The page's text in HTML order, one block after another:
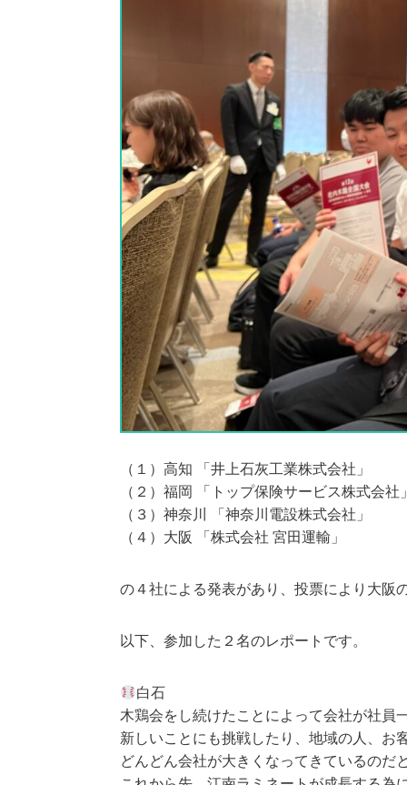
（１）高知 「井上石灰工業株式会社」
（２）福岡 「トップ保険サービス株式会社
（３）神奈川 「神奈川電設株式会社」
（４）大阪 「株式会社 宮田運輸」
の４社による発表があり、投票により大阪
以下、参加した２名のレポートです。
白石
木鶏会をし続けたことによって会社が社員
新しいことにも挑戦したり、地域の人、お
どんどん会社が大きくなってきているのだ